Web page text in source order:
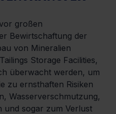
großen
Bewirtschaftung der
von Mineralien
Storage Facilities,
überwacht werden, um
zu ernsthaften Risiken
Wasserverschmutzung,
und sogar zum Verlust